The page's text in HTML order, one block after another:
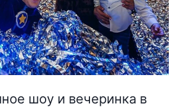
шоу и вечеринка в